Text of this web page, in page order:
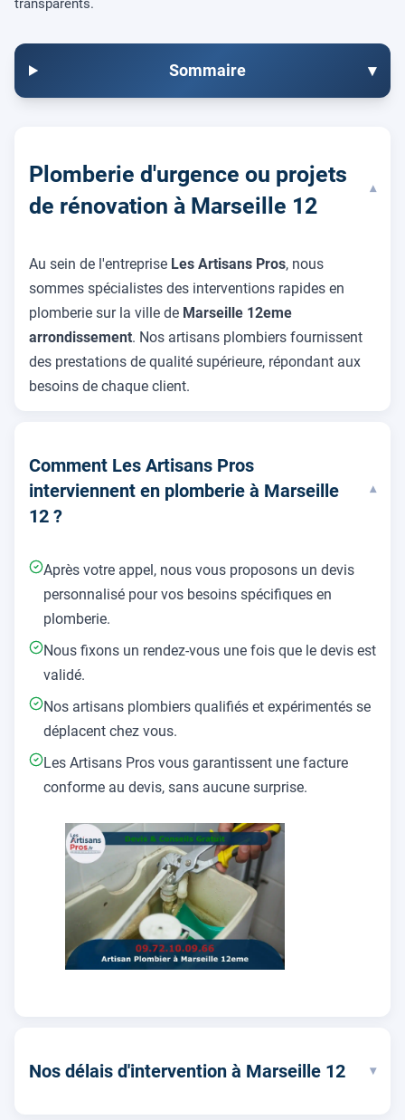
transparents.
Sommaire ▾
Plomberie d'urgence ou projets
de rénovation à Marseille 12
▾
Au sein de l'entreprise Les Artisans Pros, nous
sommes spécialistes des interventions rapides en
plomberie sur la ville de Marseille 12eme
arrondissement. Nos artisans plombiers fournissent
des prestations de qualité supérieure, répondant aux
besoins de chaque client.
Comment Les Artisans Pros
interviennent en plomberie à Marseille
12 ?
▾
Après votre appel, nous vous proposons un devis
personnalisé pour vos besoins spécifiques en
plomberie.
Nous fixons un rendez-vous une fois que le devis est
validé.
Nos artisans plombiers qualifiés et expérimentés se
déplacent chez vous.
Les Artisans Pros vous garantissent une facture
conforme au devis, sans aucune surprise.
Nos délais d'intervention à Marseille 12 ▾